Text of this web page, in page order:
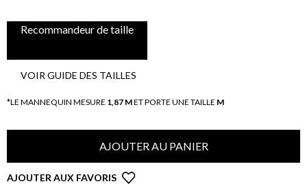
Recommandeur de taille
VOIR GUIDE DES TAILLES
*LE MANNEQUIN MESURE 1,87 MET PORTE UNE TAILLE M
AJOUTER AU PANIER
AJOUTER AUX FAVORIS